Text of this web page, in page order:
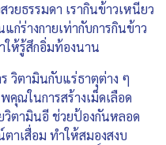
ยธรรมดา เรากินข้าวเหนียว
ก่ร่างกายเท่ากับการกินข้าว
ให้รู้สึกอิ่มท้องนาน
วิตามินกับแร่ธาตุต่าง ๆ
คุณในการสร้างเม็ดเลือด
ตามินอี ช่วยป้องกันหลอด
าเสื่อม ทำให้สมองสงบ